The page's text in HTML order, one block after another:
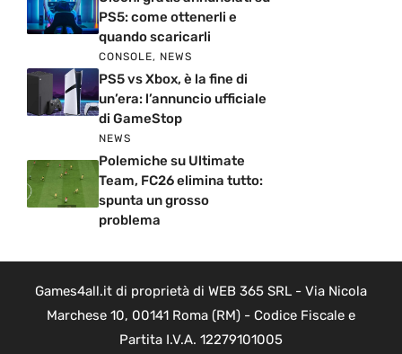
PS5: come ottenerli e
quando scaricarli
CONSOLE, NEWS
PS5 vs Xbox, è la fine di
un’era: l’annuncio ufficiale
di GameStop
NEWS
Polemiche su Ultimate
Team, FC26 elimina tutto:
spunta un grosso
problema
Games4all.it di proprietà di WEB 365 SRL - Via Nicola
Marchese 10, 00141 Roma (RM) - Codice Fiscale e
Partita I.V.A. 12279101005